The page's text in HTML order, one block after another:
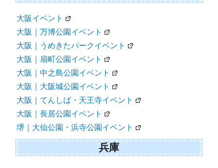
大阪イベント
大阪｜万博公園イベント
大阪｜うめきたパークイベント
大阪｜扇町公園イベント
大阪｜中之島公園イベント
大阪｜大阪城公園イベント
大阪｜てんしば・天王寺イベント
大阪｜長居公園イベント
堺｜大仙公園・浜寺公園イベント
兵庫